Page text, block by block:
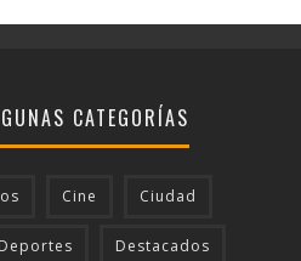
CATEGORÍAS
Cine Ciudad
Deportes Destacados